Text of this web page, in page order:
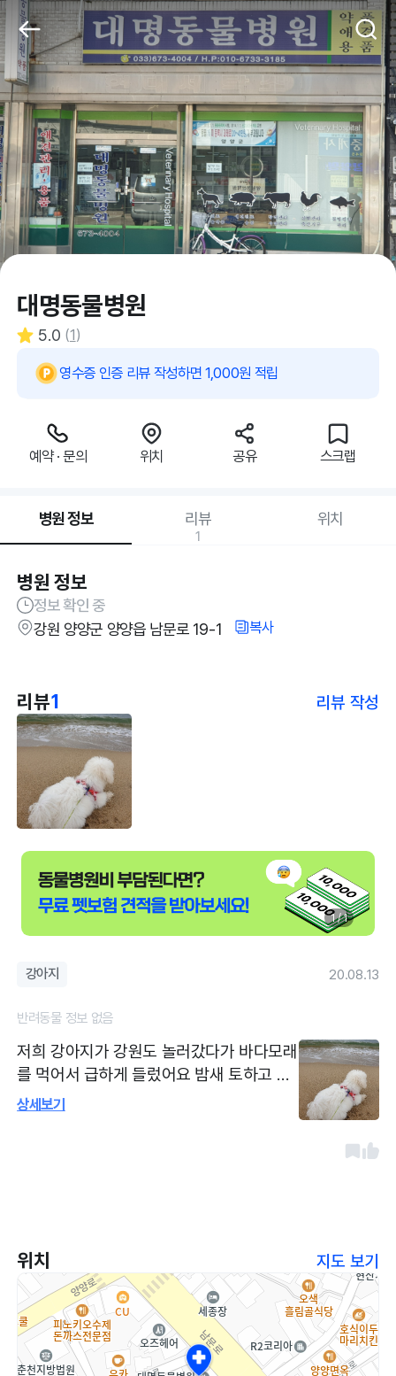
대명동물병원
5.0 (1)
영수증 인증 리뷰 작성하면 1,000원 적립
예약 · 문의 위치 공유 스크랩
병원 정보 리뷰
1
위치
병원 정보
정보 확인 중
강원 양양군 양양읍 남문로 19-1
복사
리뷰1 리뷰 작성
1 / 1
강아지 20.08.13
반려동물 정보 없음
저희 강아지가 강원도 놀러갔다가 바다모래
를 먹어서 급하게 들렀어요 밤새 토하고 모
래 똥을 막 싸서 엄청 걱정했는데 다행히 주
상세보기
위치 지도 보기